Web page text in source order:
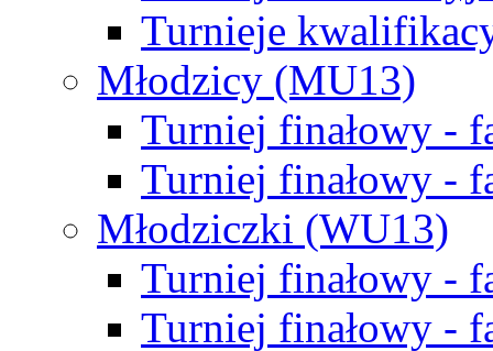
Turnieje
Młodzicy (MU13)
Turniej finałowy -
Turniej finałowy -
Młodziczki (WU13)
Turniej finałowy -
Turniej finałowy -